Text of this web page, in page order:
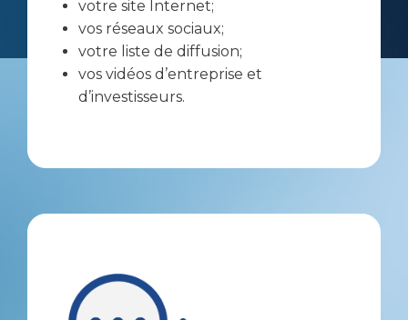
votre site Internet;
vos réseaux sociaux;
votre liste de diffusion;
vos vidéos d’entreprise et
d’investisseurs.